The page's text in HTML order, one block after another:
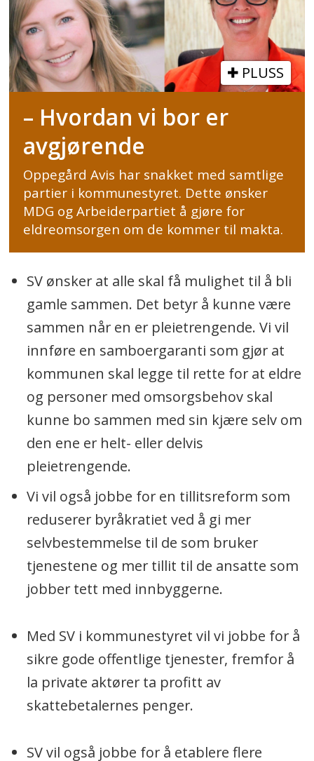
PLUSS
– Hvordan vi bor er
avgjørende
Oppegård Avis har snakket med samtlige
partier i kommunestyret. Dette ønsker
MDG og Arbeiderpartiet å gjøre for
eldreomsorgen om de kommer til makta.
SV ønsker at alle skal få mulighet til å bli
gamle sammen. Det betyr å kunne være
sammen når en er pleietrengende. Vi vil
innføre en samboergaranti som gjør at
kommunen skal legge til rette for at eldre
og personer med omsorgsbehov skal
kunne bo sammen med sin kjære selv om
den ene er helt- eller delvis
pleietrengende.
Vi vil også jobbe for en tillitsreform som
reduserer byråkratiet ved å gi mer
selvbestemmelse til de som bruker
tjenestene og mer tillit til de ansatte som
jobber tett med innbyggerne.
Med SV i kommunestyret vil vi jobbe for å
sikre gode offentlige tjenester, fremfor å
la private aktører ta profitt av
skattebetalernes penger.
SV vil også jobbe for å etablere flere